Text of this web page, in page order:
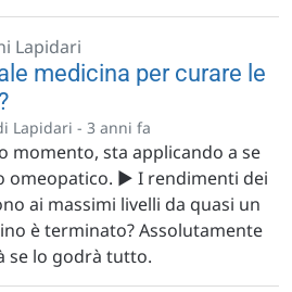
Lapidari
medicina per curare le
Lapidari - 3 anni fa
momento, sta applicando a se
omeopatico. ▶️ I rendimenti dei
ai massimi livelli da quasi un
è terminato? Assolutamente
se lo godrà tutto.